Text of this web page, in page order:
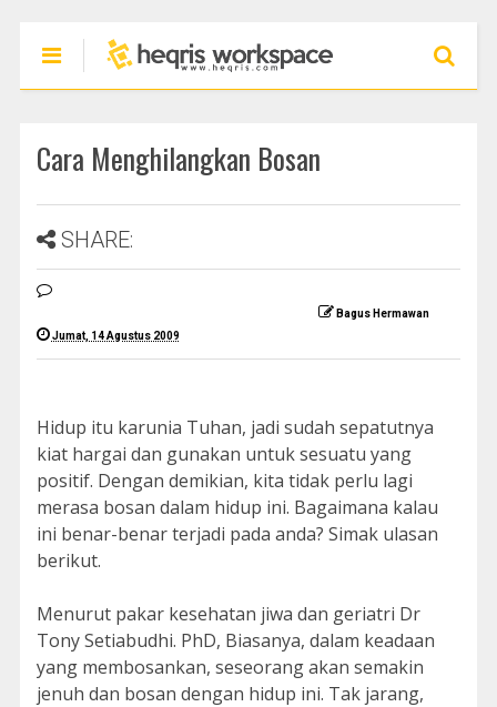
Cara Menghilangkan Bosan
SHARE:
Bagus Hermawan
Jumat, 14 Agustus 2009
Hidup itu karunia Tuhan, jadi sudah sepatutnya
kiat hargai dan gunakan untuk sesuatu yang
positif. Dengan demikian, kita tidak perlu lagi
merasa bosan dalam hidup ini. Bagaimana kalau
ini benar-benar terjadi pada anda? Simak ulasan
berikut.
Menurut pakar kesehatan jiwa dan geriatri Dr
Tony Setiabudhi. PhD, Biasanya, dalam keadaan
yang membosankan, seseorang akan semakin
jenuh dan bosan dengan hidup ini. Tak jarang,